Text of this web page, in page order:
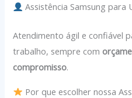
Assistência Samsung para
Atendimento ágil e confiável
trabalho, sempre com
compromisso.
Por que escolher nossa